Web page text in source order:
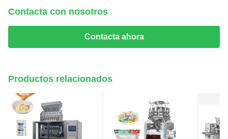
Contacta con nosotros
Contacta ahora
Productos relacionados